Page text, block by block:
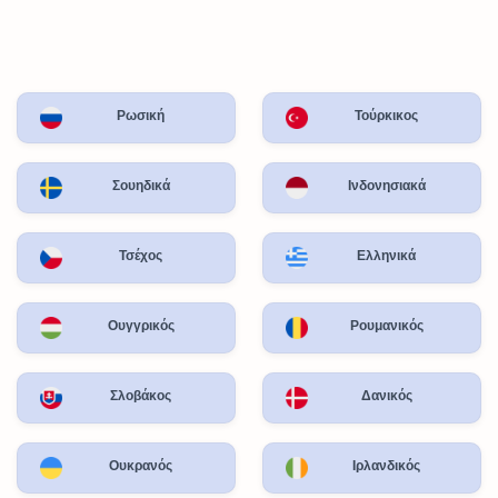
Ρωσική Τούρκικος
Σουηδικά Ινδονησιακά
Τσέχος Ελληνικά
Ουγγρικός Ρουμανικός
Σλοβάκος Δανικός
Ουκρανός Ιρλανδικός